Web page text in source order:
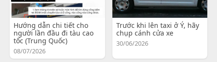
Hướng dẫn chi tiết cho
người lần đầu đi tàu cao
tốc (Trung Quốc)
08/07/2026
Trước khi lên taxi ở Ý, hãy
chụp cánh cửa xe
30/06/2026